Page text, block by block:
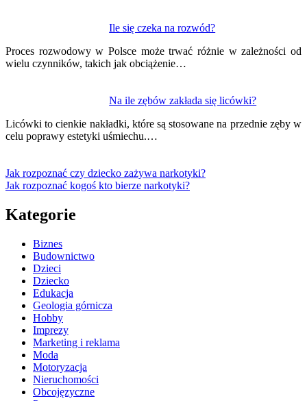
Ile się czeka na rozwód?
Proces rozwodowy w Polsce może trwać różnie w zależności od
wielu czynników, takich jak obciążenie…
Na ile zębów zakłada się licówki?
Licówki to cienkie nakładki, które są stosowane na przednie zęby w
celu poprawy estetyki uśmiechu.…
Jak rozpoznać czy dziecko zażywa narkotyki?
Jak rozpoznać kogoś kto bierze narkotyki?
Kategorie
Biznes
Budownictwo
Dzieci
Dziecko
Edukacja
Geologia górnicza
Hobby
Imprezy
Marketing i reklama
Moda
Motoryzacja
Nieruchomości
Obcojęzyczne